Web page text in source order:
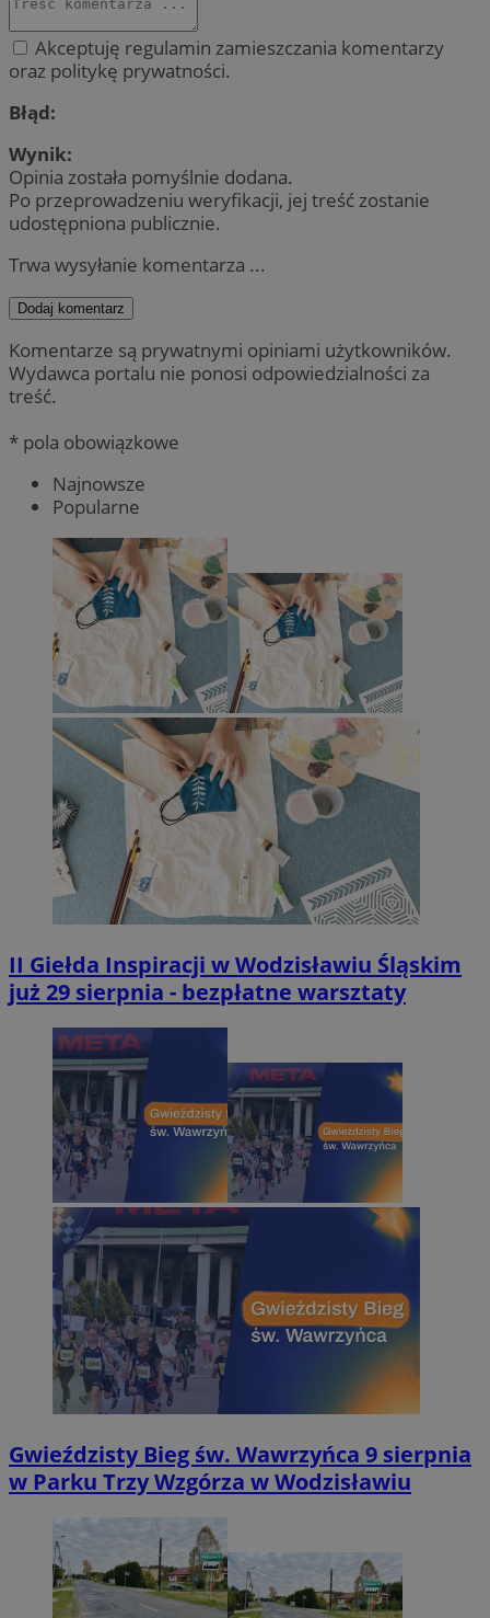
Akceptuję regulamin zamieszczania komentarzy
oraz politykę prywatności.
Błąd:
Wynik:
Opinia została pomyślnie dodana.
Po przeprowadzeniu weryfikacji, jej treść zostanie
udostępniona publicznie.
Trwa wysyłanie komentarza ...
Dodaj komentarz
Komentarze są prywatnymi opiniami użytkowników.
Wydawca portalu nie ponosi odpowiedzialności za
treść.
* pola obowiązkowe
Najnowsze
Popularne
II Giełda Inspiracji w Wodzisławiu Śląskim
już 29 sierpnia - bezpłatne warsztaty
Gwieździsty Bieg św. Wawrzyńca 9 sierpnia
w Parku Trzy Wzgórza w Wodzisławiu